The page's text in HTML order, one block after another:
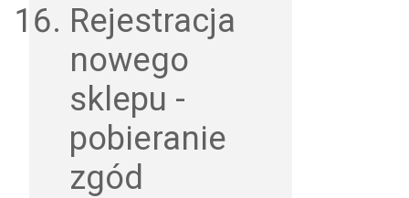
Rejestracja
nowego
sklepu -
pobieranie
zgód